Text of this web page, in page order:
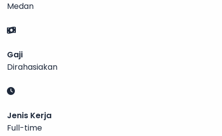
Medan
Gaji
Dirahasiakan
Jenis Kerja
Full-time